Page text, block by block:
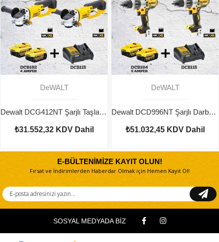
DeWALT
Dewalt DCG412NT Şarjlı Taşlama 2 adet
₺31.552,32 KDV Dahil
DeWALT
Dewalt DCD996NT Şarjlı Darbeli Vidalama 2 adet
₺51.032,45 KDV Dahil
E-BÜLTENİMİZE KAYIT OLUN!
Fırsat ve İndirimlerden Haberdar Olmak için Hemen Kayıt Ol!
SOSYAL MEDYADA BİZ